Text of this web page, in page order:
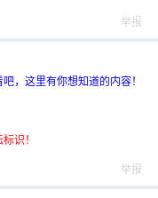
举报
，这里有你想知道的内容！
识！
举报